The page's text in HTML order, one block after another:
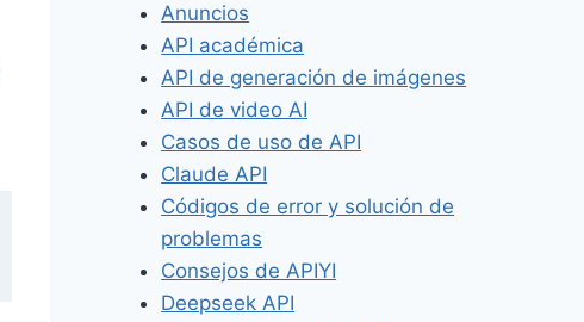
Anuncios
API académica
API de generación de imágenes
API de video AI
Casos de uso de API
Claude API
Códigos de error y solución de
problemas
Consejos de APIYI
Deepseek API